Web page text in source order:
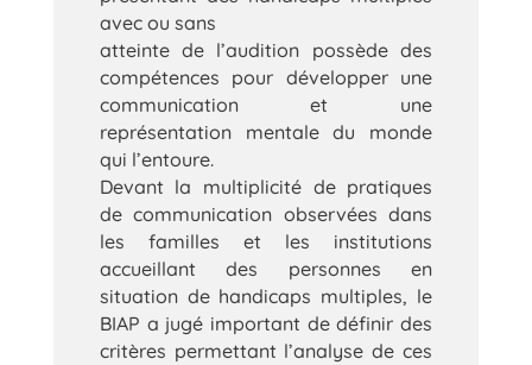
avec ou sans
atteinte de l’audition possède des
compétences pour développer une
communication et une
représentation mentale du monde
qui l’entoure.
Devant la multiplicité de pratiques
de communication observées dans
les familles et les institutions
accueillant des personnes en
situation de handicaps multiples, le
BIAP a jugé important de définir des
critères permettant l’analyse de ces